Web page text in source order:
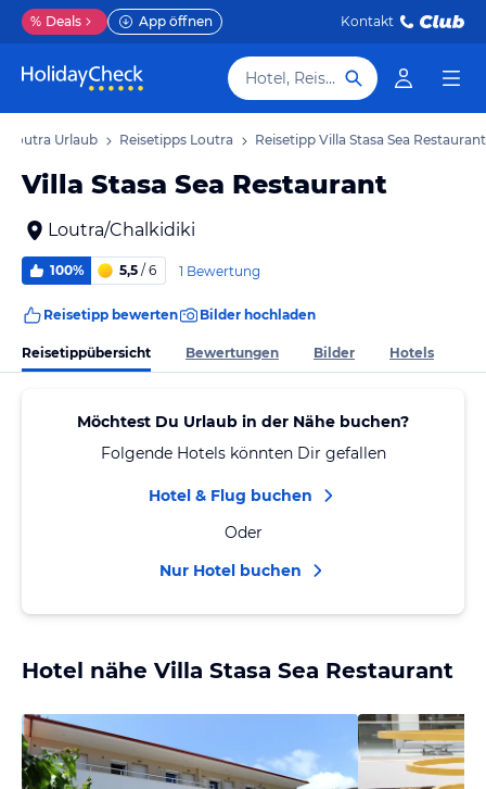
% Deals App öffnen Kontakt
Hotel, Reiseziel
Loutra Urlaub Reisetipps Loutra Reisetipp Villa Stasa Sea Restaurant
Villa Stasa Sea Restaurant
Loutra/Chalkidiki
100% 5,5 / 6 1 Bewertung
Reisetipp bewerten Bilder hochladen
Reisetippübersicht Bewertungen Bilder Hotels
Möchtest Du Urlaub in der Nähe buchen?
Folgende Hotels könnten Dir gefallen
Hotel & Flug buchen
Oder
Nur Hotel buchen
Hotel nähe Villa Stasa Sea Restaurant